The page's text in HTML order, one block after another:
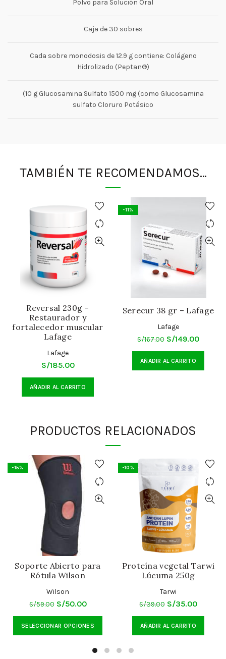
Polvo para Solución Oral
Caja de 30 sobres
Cada sobre monodosis de 12.9 g contiene: Colágeno
Hidrolizado (Peptan®)
(10 g Glucosamina Sulfato 1500 mg (como Glucosamina
sulfato Cloruro Potásico
TAMBIÉN TE RECOMENDAMOS…
Reversal 230g –
Restaurador y
fortalecedor muscular
Lafage
Lafage
S/185.00
AÑADIR AL CARRITO
-11%
Serecur 38 gr – Lafage
Lafage
S/167.00 El
precio
original
S/149.00El
precio
AÑADIR AL CARRITO
PRODUCTOS RELACIONADOS
-15%
Soporte Abierto para
Rótula Wilson
Wilson
S/59.00 El
precio
original
S/50.00El
precio
actual
S/50.00.
SELECCIONAR OPCIONES
múltiples
-10%
Proteína vegetal Tarwi
Lúcuma 250g
Tarwi
S/39.00 El
precio
original
S/35.00El
precio
AÑADIR AL CARRITO